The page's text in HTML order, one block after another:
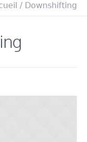
/ Downshifting